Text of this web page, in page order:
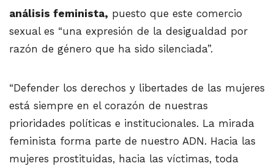
análisis feminista, puesto que este comercio
sexual es “una expresión de la desigualdad por
razón de género que ha sido silenciada”.
“Defender los derechos y libertades de las mujeres
está siempre en el corazón de nuestras
prioridades políticas e institucionales. La mirada
feminista forma parte de nuestro ADN. Hacia las
mujeres prostituidas, hacia las víctimas, toda